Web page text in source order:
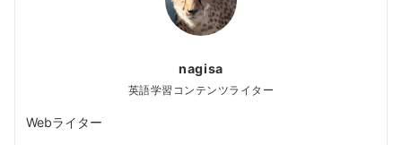
nagisa
英語学習コンテンツライター
Webライター